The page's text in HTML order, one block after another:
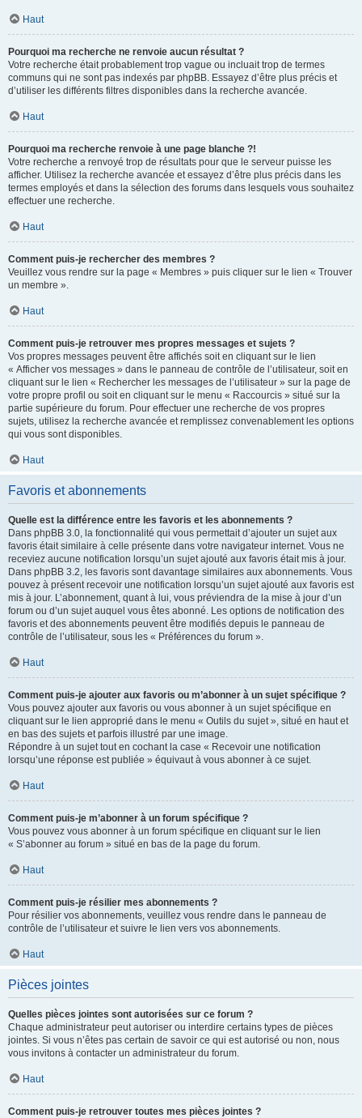
Haut
Pourquoi ma recherche ne renvoie aucun résultat ?
Votre recherche était probablement trop vague ou incluait trop de termes
communs qui ne sont pas indexés par phpBB. Essayez d’être plus précis et
d’utiliser les différents filtres disponibles dans la recherche avancée.
Haut
Pourquoi ma recherche renvoie à une page blanche ?!
Votre recherche a renvoyé trop de résultats pour que le serveur puisse les
afficher. Utilisez la recherche avancée et essayez d’être plus précis dans les
termes employés et dans la sélection des forums dans lesquels vous souhaitez
effectuer une recherche.
Haut
Comment puis-je rechercher des membres ?
Veuillez vous rendre sur la page « Membres » puis cliquer sur le lien « Trouver
un membre ».
Haut
Comment puis-je retrouver mes propres messages et sujets ?
Vos propres messages peuvent être affichés soit en cliquant sur le lien
« Afficher vos messages » dans le panneau de contrôle de l’utilisateur, soit en
cliquant sur le lien « Rechercher les messages de l’utilisateur » sur la page de
votre propre profil ou soit en cliquant sur le menu « Raccourcis » situé sur la
partie supérieure du forum. Pour effectuer une recherche de vos propres
sujets, utilisez la recherche avancée et remplissez convenablement les options
qui vous sont disponibles.
Haut
Favoris et abonnements
Quelle est la différence entre les favoris et les abonnements ?
Dans phpBB 3.0, la fonctionnalité qui vous permettait d’ajouter un sujet aux
favoris était similaire à celle présente dans votre navigateur internet. Vous ne
receviez aucune notification lorsqu’un sujet ajouté aux favoris était mis à jour.
Dans phpBB 3.2, les favoris sont davantage similaires aux abonnements. Vous
pouvez à présent recevoir une notification lorsqu’un sujet ajouté aux favoris est
mis à jour. L’abonnement, quant à lui, vous préviendra de la mise à jour d’un
forum ou d’un sujet auquel vous êtes abonné. Les options de notification des
favoris et des abonnements peuvent être modifiés depuis le panneau de
contrôle de l’utilisateur, sous les « Préférences du forum ».
Haut
Comment puis-je ajouter aux favoris ou m’abonner à un sujet spécifique ?
Vous pouvez ajouter aux favoris ou vous abonner à un sujet spécifique en
cliquant sur le lien approprié dans le menu « Outils du sujet », situé en haut et
en bas des sujets et parfois illustré par une image.
Répondre à un sujet tout en cochant la case « Recevoir une notification
lorsqu’une réponse est publiée » équivaut à vous abonner à ce sujet.
Haut
Comment puis-je m’abonner à un forum spécifique ?
Vous pouvez vous abonner à un forum spécifique en cliquant sur le lien
« S’abonner au forum » situé en bas de la page du forum.
Haut
Comment puis-je résilier mes abonnements ?
Pour résilier vos abonnements, veuillez vous rendre dans le panneau de
contrôle de l’utilisateur et suivre le lien vers vos abonnements.
Haut
Pièces jointes
Quelles pièces jointes sont autorisées sur ce forum ?
Chaque administrateur peut autoriser ou interdire certains types de pièces
jointes. Si vous n’êtes pas certain de savoir ce qui est autorisé ou non, nous
vous invitons à contacter un administrateur du forum.
Haut
Comment puis-je retrouver toutes mes pièces jointes ?